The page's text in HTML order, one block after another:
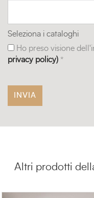
Seleziona i cataloghi
Ho preso visione
privacy policy) *
Altri prodotti